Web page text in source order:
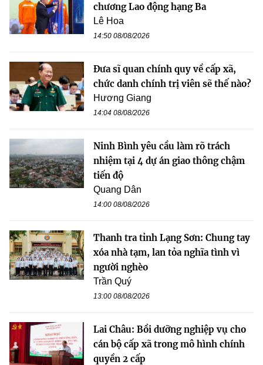
chương Lao động hạng Ba
Lê Hoa
14:50 08/08/2026
Đưa sĩ quan chính quy về cấp xã,
chức danh chính trị viên sẽ thế nào?
Hương Giang
14:04 08/08/2026
Ninh Bình yêu cầu làm rõ trách
nhiệm tại 4 dự án giao thông chậm
tiến độ
Quang Dân
14:00 08/08/2026
Thanh tra tỉnh Lạng Sơn: Chung tay
xóa nhà tạm, lan tỏa nghĩa tình vì
người nghèo
Trần Quý
13:00 08/08/2026
Lai Châu: Bồi dưỡng nghiệp vụ cho
cán bộ cấp xã trong mô hình chính
quyền 2 cấp